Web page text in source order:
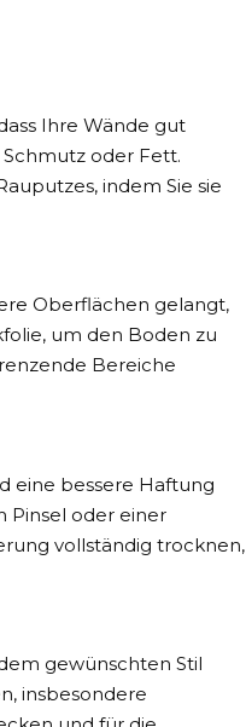
Ihre Wände gut
oder Fett.
indem Sie sie
Oberflächen gelangt,
um den Boden zu
Bereiche
eine bessere Haftung
Pinsel oder einer
vollständig trocknen,
gewünschten Stil
insbesondere